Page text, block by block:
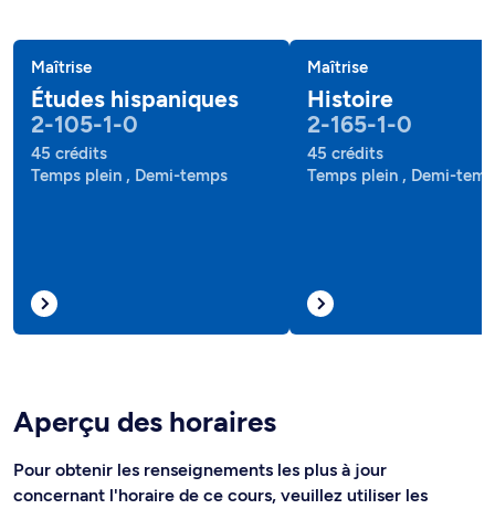
Maîtrise
Études hispaniques
2-105-1-0
45 crédits
Temps plein , Demi-temps
Maîtrise
Histoire
2-165-1-0
45 crédits
Temps plein , Demi-
Aperçu des horaires
Pour obtenir les renseignements les plus à jour
concernant l'horaire de ce cours, veuillez utiliser les